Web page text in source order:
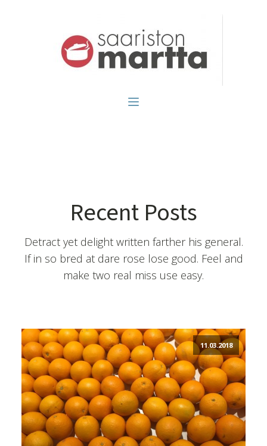
Recent Posts
Detract yet delight written farther his general.
If in so bred at dare rose lose good. Feel and
make two real miss use easy.
11.03.2018